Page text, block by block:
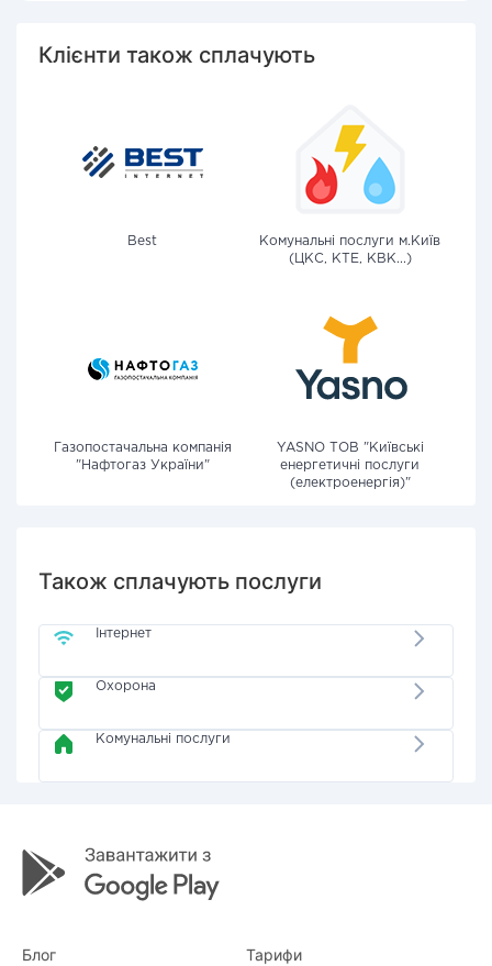
Клієнти також сплачують
Best
Комунальні послуги м.Київ
(ЦКС, КТЕ, КВК...)
Газопостачальна компанія
"Нафтогаз України"
YASNO ТОВ "Київські
енергетичні послуги
(електроенергія)"
Також сплачують послуги
Інтернет
Охорона
Комунальні послуги
Блог Тарифи